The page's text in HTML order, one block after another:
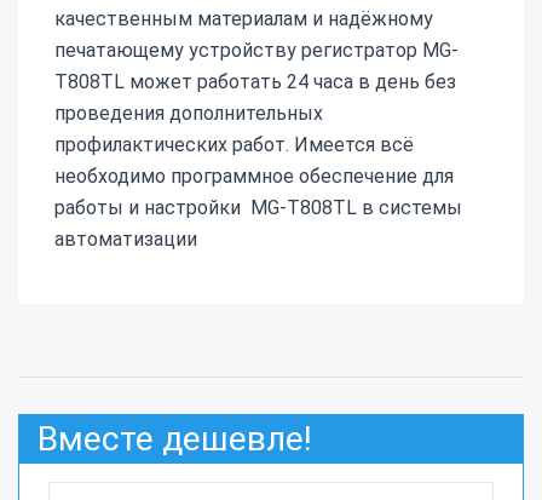
качественным материалам и надёжному
печатающему устройству регистратор MG-
T808TL может работать 24 часа в день без
проведения дополнительных
профилактических работ. Имеется всё
необходимо программное обеспечение для
работы и настройки MG-T808TL в системы
автоматизации
Вместе дешевле!